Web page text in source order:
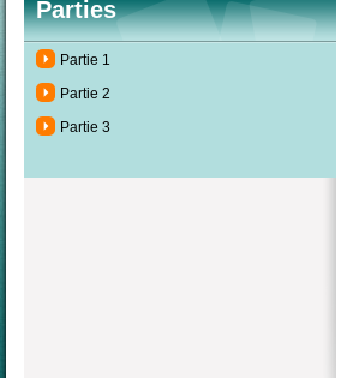
Parties
Partie 1
Partie 2
Partie 3